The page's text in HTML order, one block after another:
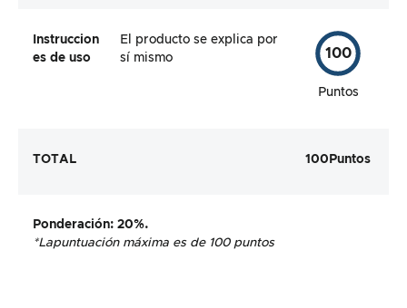
Instruccion
es de uso
El producto se explica por
sí mismo
100
Puntos
TOTAL 100 Puntos
Ponderación: 20%.
*Lapuntuación máxima es de 100 puntos